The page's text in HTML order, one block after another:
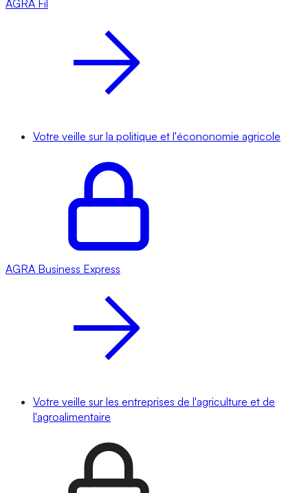
AGRA Fil
Votre veille sur la politique et l'écononomie agricole
AGRA Business Express
Votre veille sur les entreprises de l'agriculture et de
l'agroalimentaire